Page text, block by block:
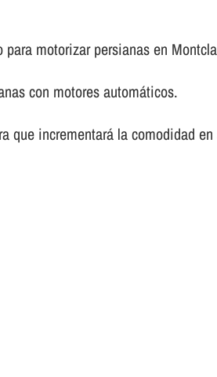
motorizar persianas en
con motores automáticos.
que incrementará la comodidad